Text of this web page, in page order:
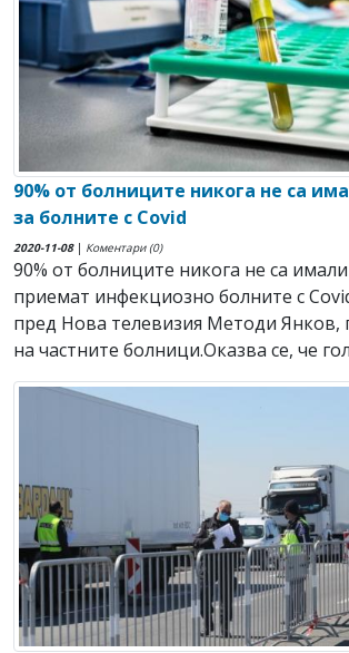
90% от болниците никога не са
за болните с Covid
2020-11-08| Коментари (0)
90% от болниците никога не са
приемат инфекциозно болните с
пред Нова телевизия Методи Янков,
на частните болници.Оказва се, че